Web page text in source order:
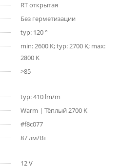
RT открытая
Без герметизации
typ: 120 °
min: 2600 K; typ: 2700 K; max:
2800 K
>85
typ: 410 lm/m
Warm | Тёплый 2700 K
#f8c077
87 лм/Вт
12 V